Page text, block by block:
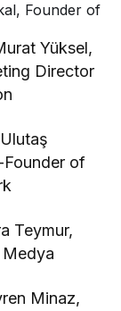
Founder of
Yüksel,
Director
Founder of
Teymur,
Medya
Minaz,